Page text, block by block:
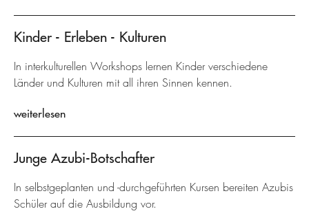
Kinder - Erleben - Kulturen
In interkulturellen Workshops lernen Kinder verschiedene
Länder und Kulturen mit all ihren Sinnen kennen.
weiterlesen
Junge Azubi-Botschafter
In selbstgeplanten und -durchgeführten Kursen bereiten Azubis
Schüler auf die Ausbildung vor.